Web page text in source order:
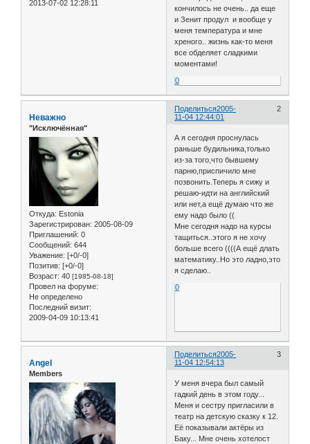
2013-07-02 12:28:11
кончилось не очень.. да еще
и Зенит продул и вообще у
меня температура и мне
хреного.. жизнь как-то меня
все обделяет сладкими
моментами!
0
Поделиться 2
2005-
11-04 12:44:01
Неважно
"Исключённая"
Откуда: Estonia
Зарегистрирован: 2005-08-09
Приглашений: 0
Сообщений: 644
Уважение: [+0/-0]
Позитив: [+0/-0]
Возраст: 40 [1985-08-18]
Провел на форуме:
Не определено
Последний визит:
2009-04-09 10:13:41
А я сегодня проснулась
раньше будильника,только
из-за того,что бывшему
парню,приспичило мне
позвонить.Теперь я сижу и
решаю-идти на английский
или нет,а ещё думаю что же
ему надо было ((
Мне сегодня надо на курсы
тащиться..этого я не хочу
больше всего ((((А ещё длать
математику..Но это ладно,это
я сделаю..
0
Поделиться 3
2005-
11-04 12:54:13
Angel
Members
У меня вчера был самый
гадкий день в этом году...
Меня и сестру пригласили в
театр на детскую сказку к 12.
Её показывали актёры из
Баку... Мне очень хотелост